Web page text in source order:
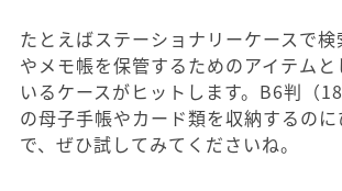
たとえばステーショナリーケースで
やメモ帳を保管するためのアイテム
いるケースがヒットします。B6判（
の母子手帳やカード類を収納するの
で、ぜひ試してみてくださいね。